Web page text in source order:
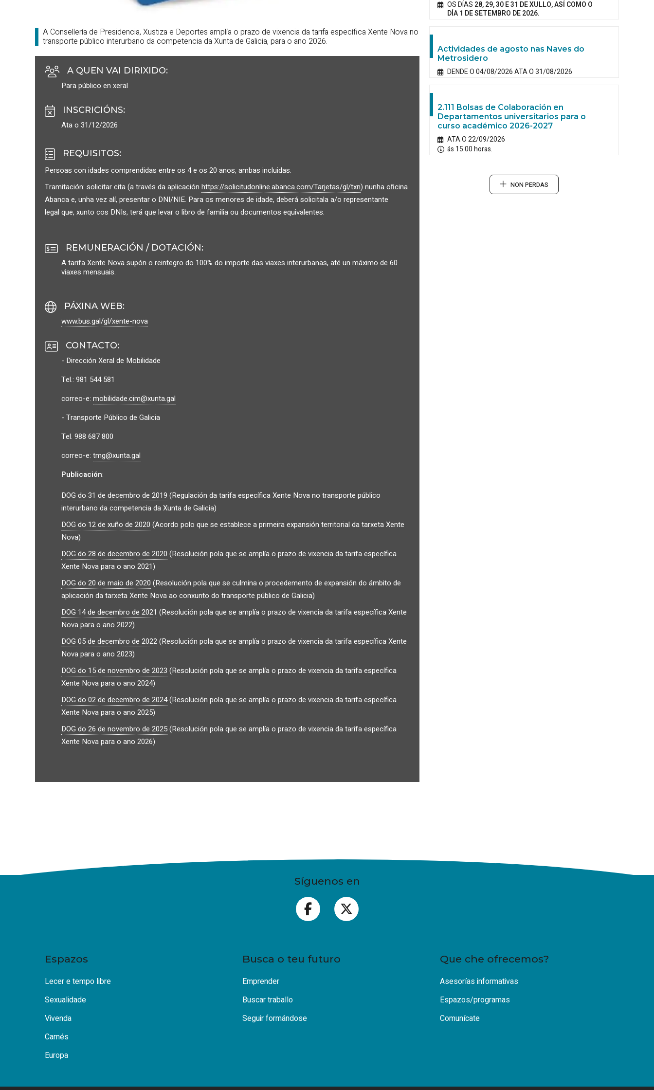
A Consellería de Presidencia, Xustiza e Deportes amplía o prazo de vixencia da tarifa específica Xente Nova no
transporte público interurbano da competencia da Xunta de Galicia, para o ano 2026.
A QUEN VAI DIRIXIDO:
Para público en xeral
INSCRICIÓNS:
Ata o 31/12/2026
REQUISITOS:
Persoas con idades comprendidas entre os 4 e os 20 anos, ambas incluidas.
Tramitación: solicitar cita (a través da aplicación https://solicitudonline.abanca.com/Tarjetas/gl/txn) nunha oﬁcina
Abanca e, unha vez alí, presentar o DNI/NIE. Para os menores de idade, deberá solicitala a/o representante
legal que, xunto cos DNIs, terá que levar o libro de familia ou documentos equivalentes.
REMUNERACIÓN / DOTACIÓN:
A tarifa Xente Nova supón o reintegro do 100% do importe das viaxes interurbanas, até un máximo de 60
viaxes mensuais.
PÁXINA WEB:
www.bus.gal/gl/xente-nova
CONTACTO:
- Dirección Xeral de Mobilidade
Tel.: 981 544 581
correo-e: mobilidade.cim@xunta.gal
- Transporte Público de Galicia
Tel. 988 687 800
correo-e: tmg@xunta.gal
Publicación:
DOG do 31 de decembro de 2019 (Regulación da tarifa específica Xente Nova no transporte público
interurbano da competencia da Xunta de Galicia)
DOG do 12 de xuño de 2020 (Acordo polo que se establece a primeira expansión territorial da tarxeta Xente
Nova)
DOG do 28 de decembro de 2020 (Resolución pola que se amplía o prazo de vixencia da tarifa específica
Xente Nova para o ano 2021)
DOG do 20 de maio de 2020 (Resolución pola que se culmina o procedemento de expansión do ámbito de
aplicación da tarxeta Xente Nova ao conxunto do transporte público de Galicia)
DOG 14 de decembro de 2021 (Resolución pola que se amplía o prazo de vixencia da tarifa específica Xente
Nova para o ano 2022)
DOG 05 de decembro de 2022(Resolución pola que se amplía o prazo de vixencia da tarifa específica Xente
Nova para o ano 2023)
DOG do 15 de novembro de 2023 (Resolución pola que se amplía o prazo de vixencia da tarifa específica
Xente Nova para o ano 2024)
DOG do 02 de decembro de 2024(Resolución pola que se amplía o prazo de vixencia da tarifa específica
Xente Nova para o ano 2025)
DOG do 26 de novembro de 2025(Resolución pola que se amplía o prazo de vixencia da tarifa específica
Xente Nova para o ano 2026)
OS DÍAS 28, 29, 30 E 31 DE XULLO, ASÍ COMO O
DÍA 1 DE SETEMBRO DE 2026.
Actividades de agosto nas Naves do
Metrosidero
DENDE O 04/08/2026 ATA O 31/08/2026
2.111 Bolsas de Colaboración en
Departamentos universitarios para o
curso académico 2026-2027
ATA O 22/09/2026
ás 15.00 horas.
NON PERDAS
Síguenos en
Espazos
Lecer e tempo libre
Sexualidade
Vivenda
Carnés
Europa
Busca o teu futuro
Emprender
Buscar traballo
Seguir formándose
Que che ofrecemos?
Asesorías informativas
Espazos/programas
Comunícate